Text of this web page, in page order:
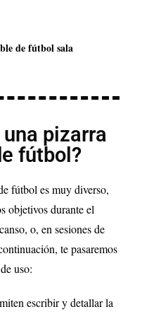
de fútbol sala
pizarra
fútbol?
fútbol es muy diverso,
objetivos durante el
o, en sesiones de
te pasaremos
uso:
escribir y detallar la